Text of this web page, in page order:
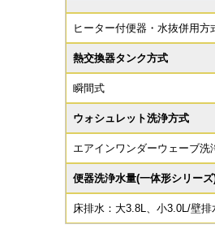
ヒーター付便器・水抜併用方
熱交換器タンク方式
瞬間式
ウォシュレット洗浄方式
エアインワンダーウェーブ洗
便器洗浄水量(一体形シリーズ
床排水：大3.8L、小3.0L/壁